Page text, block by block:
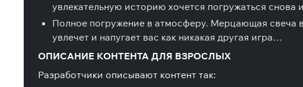
увлекательную историю хочется погружаться снова
Полное погружение в атмосферу. Мерцающая свеча
увлечет и напугает вас как никакая другая игра…
ОПИСАНИЕ КОНТЕНТА ДЛЯ ВЗРОСЛЫХ
Разработчики описывают контент так: